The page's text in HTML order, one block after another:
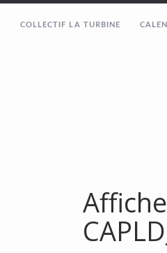
COLLECTIF LA TURBINE